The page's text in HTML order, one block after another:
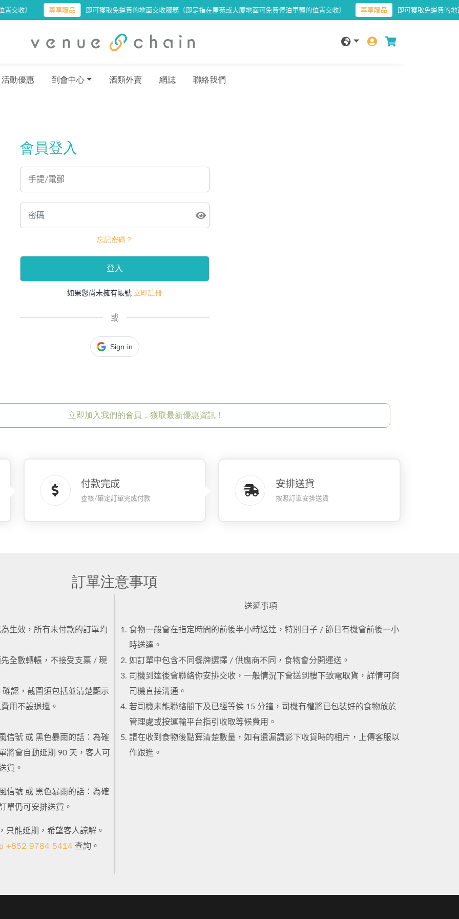
） 專享贈品 即可獲取免運費的地面交收服務（即是指在屋苑或大廈地面可免費停泊車輛的位置交收） 專享贈品 即可獲取免運費的地面交
活動優惠 到會中心 酒類外賣 網誌 聯絡我們
會員登入
忘記密碼？
登入
如果您尚未擁有帳號 立即註冊
Sign in
立即加入我們的會員，獲取最新優惠資訊！
付款完成
查核/確定訂單完成付款
安排送貨
按照訂單安排送貨
訂單注意事項
生效，所有未付款的訂單均
全數轉帳，不接受支票 / 現
認，截圖須包括並清楚顯示
用不設退還。
信號 或 黑色暴雨的話：為確
將會自動延期 90 天，客人可
貨。
信號 或 黑色暴雨的話：為確
單仍可安排送貨。
只能延期，希望客人諒解。
+852 9784 5414 查詢。
送遞事項
食物一般會在指定時間的前後半小時送達，特別日子 / 節日有機會前後一小
時送達。
如訂單中包含不同餐牌選擇 / 供應商不同，食物會分開運送。
司機到達後會聯絡你安排交收，一般情況下會送到樓下致電取貨，詳情可與
司機直接溝通。
若司機未能聯絡閣下及已經等侯 15 分鐘，司機有權將已包裝好的食物放於
管理處或按運輸平台指引收取等候費用。
請在收到食物後點算清楚數量，如有遺漏請影下收貨時的相片，上傳客服以
作跟進。